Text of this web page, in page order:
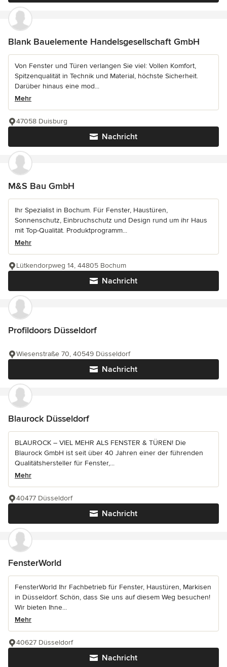
Blank Bauelemente Handelsgesellschaft GmbH
Von Fenster und Türen verlangen Sie viel: Vollen Komfort,
Spitzenqualität in Technik und Material, höchste Sicherheit.
Darüber hinaus eine mod...
Mehr
Nachricht
47058 Duisburg
M&S Bau GmbH
Ihr Spezialist in Bochum. Für Fenster, Haustüren,
Sonnenschutz, Einbruchschutz und Design rund um ihr Haus
mit Top-Qualität. Produktprogramm...
Mehr
Nachricht
Lütkendorpweg 14, 44805 Bochum
Profildoors Düsseldorf
Nachricht
Wiesenstraße 70, 40549 Düsseldorf
Blaurock Düsseldorf
BLAUROCK – VIEL MEHR ALS FENSTER & TÜREN! Die
Blaurock GmbH ist seit über 40 Jahren einer der führenden
Qualitätshersteller für Fenster,...
Mehr
Nachricht
40477 Düsseldorf
FensterWorld
FensterWorld Ihr Fachbetrieb für Fenster, Haustüren, Markisen
in Düsseldorf. Schön, dass Sie uns auf diesem Weg besuchen!
Wir bieten Ihne...
Mehr
Nachricht
40627 Düsseldorf